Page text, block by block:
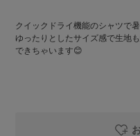
クイックドライ機能のシャツで
ゆったりとしたサイズ感で生地
できちゃいます😊